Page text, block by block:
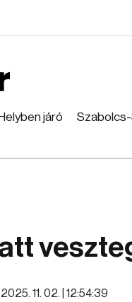
Helyben járó
2025. 11. 02. | 12:54:39